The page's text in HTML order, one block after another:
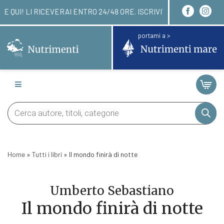
QUI! LI RICEVERAI ENTRO 24/48 ORE.
portami a >
Products
search
Home » Tutti i libri » Il mondo finirà di notte
Umberto Sebastiano
Il mondo finirà di notte